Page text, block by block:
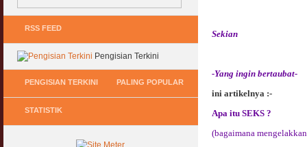
Sekian
-Yang ingin bertaubat-
ini artikelnya :-
Apa itu SEKS ?
(bagaimana
RSS FEED
Pengisian Terkini
PENGISIAN TERKINI PALING POPULAR
Keperluan GIG Ekonomi Semasa & Selepas
COVID & PKP
Hukum Onani Lelaki & Wanita
07 February 2007
STATISTIK